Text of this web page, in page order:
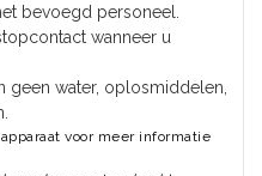
bevoegd personeel.
wanneer u
geen water, oplosmiddelen,
voor meer informatie